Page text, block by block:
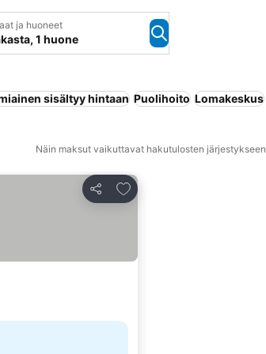
ja huoneet
1 huone
sisältyy hintaan Puolihoito Lomakeskus
Näin maksut vaikuttavat hakutulosten järjestykseen
Jaa
Lisää suosikkeihin